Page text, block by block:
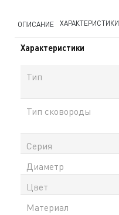
ОПИСАНИЕ ХАРАКТЕРИСТИКИ
Характеристики
Тип
Тип сковороды
Серия
Диаметр
Цвет
Материал